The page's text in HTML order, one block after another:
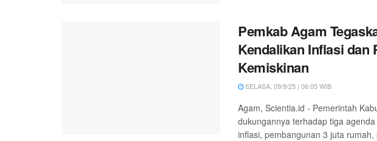
Pemkab Agam
Kendalikan Inflasi dan
Kemiskinan
SELASA, 09/9/25 | 06:05 WIB
Agam, Scientia.id - Pemerintah
dukungannya terhadap tiga
inflasi, pembangunan 3 juta rumah,